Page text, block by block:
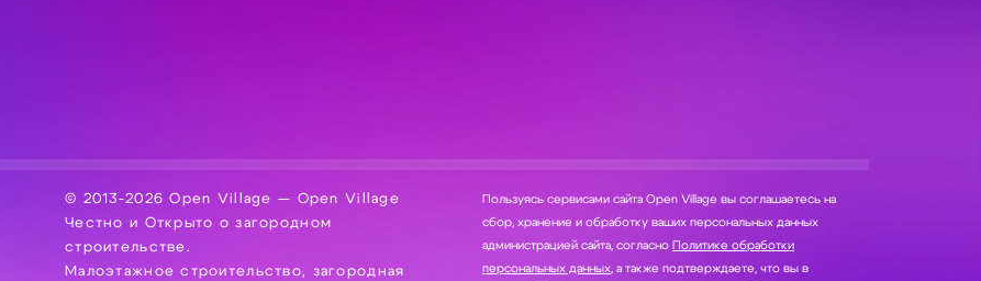
© 2013-2026 Open Village — Open Village
Честно и Открыто о загородном
строительстве.
Малоэтажное строительство, загородная
Пользуясь сервисами сайта Open Village вы соглашаетесь на
сбор, хранение и обработку ваших персональных данных
администрацией сайта, согласно Политике обработки
персональных данных , а также подтверждаете, что вы в